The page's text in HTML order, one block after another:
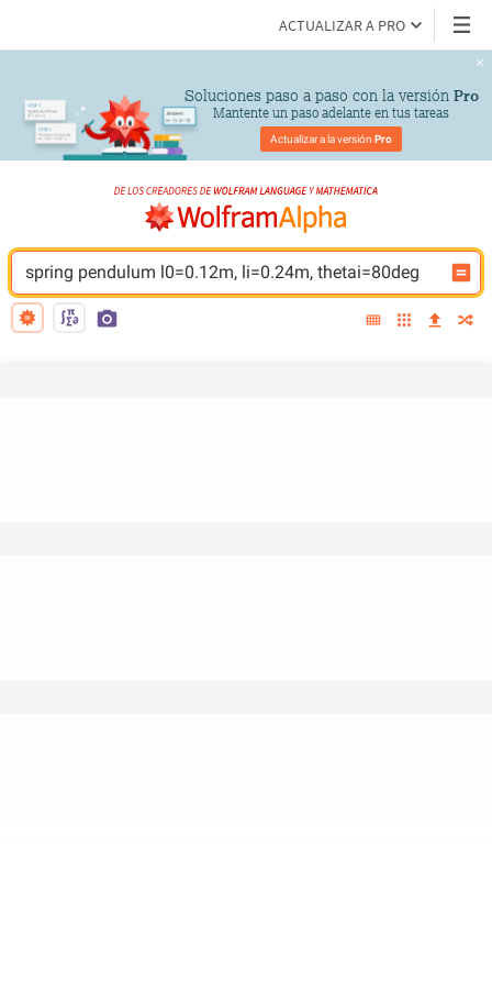
ACTUALIZAR A PRO
Soluciones paso a paso con la versión Pro
Mantente un paso adelante en tus tareas
Actualizar a la versión Pro
spring pendulum l0=0.12m, li=0.24m, thetai=80deg